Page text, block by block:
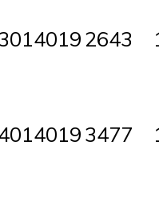
2643
3477